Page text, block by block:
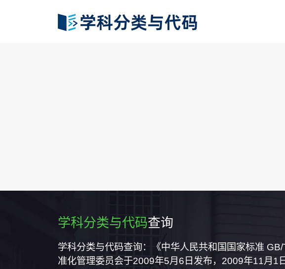
学科分类与代码查询
学科分类与代码查询：《中华人民共和国国家标准
准化管理委员会于2009年5月6日发布，2009年11月